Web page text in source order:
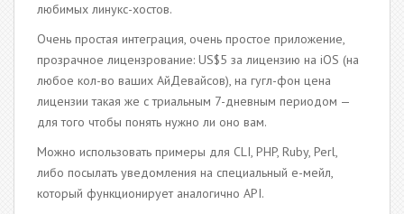
любимых линукс-хостов.
Очень простая интеграция, очень простое приложение,
прозрачное лицензрование: US$5 за лицензию на iOS (на
любое кол-во ваших АйДевайсов), на гугл-фон цена
лицензии такая же с триальным 7-дневным периодом —
для того чтобы понять нужно ли оно вам.
Можно использовать примеры для CLI, PHP, Ruby, Perl,
либо посылать уведомления на специальный е-мейл,
который функционирует аналогично API.